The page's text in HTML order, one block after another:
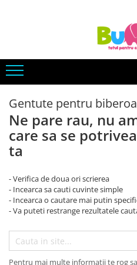
Arte si indemanare
Desen
Machete
Seturi creative
Back To School
Cuburi constructie
Jucarie din plus
Jucarii muzicale
Jucarii pentru Baie
Jucarii de exterior
Jucarii de rol
Accesorii baie
Siguranta
Accesorii carucioare
Balansoare
Genti
Hranire bebe
Seturi pentru masa
Sterilizatoare
Igiena si Sanatate
Accesorii igiena
Umidificatoare si purificatoare
Body
Gentute pentru
Ne pare rau, nu
care sa se
ta
- Verifica de doua ori scrierea
- Incearca sa cauti cuvinte simple
- Incearca o cautare mai putin
- Va puteti restrange rezultatele
Pentru mai multe informatii te rog